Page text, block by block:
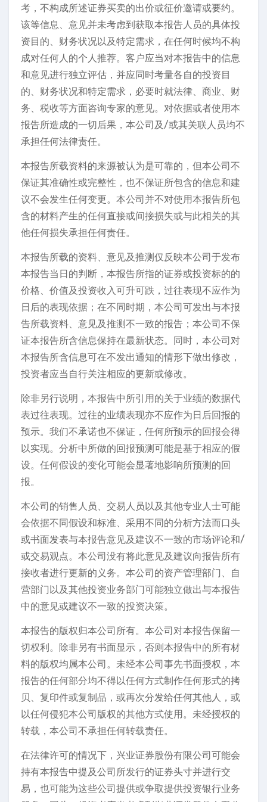
考，不构成所述证券买卖的出价或征价邀请或要约。
该等信息、意见并未考虑到获取本报告人员的具体投
资目的、财务状况以及特定需求，在任何时候均不构
成对任何人的个人推荐。客户应当对本报告中的信息
和意见进行独立评估，并应同时考量各自的投资目
的、财务状况和特定需求，必要时就法律、商业、财
务、税收等方面咨询专家的意见。对依据或者使用本
报告所造成的一切后果，本公司及/或其关联人员均不
承担任何法律责任。
本报告所载资料的来源被认为是可靠的，但本公司不
保证其准确性或完整性，也不保证所包含的信息和建
议不会发生任何变更。本公司并不对使用本报告所包
含的材料产生的任何直接或间接损失或与此相关的其
他任何损失承担任何责任。
本报告所载的资料、意见及推测仅反映本公司于发布
本报告当日的判断，本报告所指的证券或投资标的的
价格、价值及投资收入可升可跌，过往表现不应作为
日后的表现依据；在不同时期，本公司可发出与本报
告所载资料、意见及推测不一致的报告；本公司不保
证本报告所含信息保持在最新状态。同时，本公司对
本报告所含信息可在不发出通知的情形下做出修改，
投资者应当自行关注相应的更新或修改。
除非另行说明，本报告中所引用的关于业绩的数据代
表过往表现。过往的业绩表现亦不应作为日后回报的
预示。我们不承诺也不保证，任何所预示的回报会得
以实现。分析中所做的回报预测可能是基于相应的假
设。任何假设的变化可能会显著地影响所预测的回
报。
本公司的销售人员、交易人员以及其他专业人士可能
会依据不同假设和标准、采用不同的分析方法而口头
或书面发表与本报告意见及建议不一致的市场评论和/
或交易观点。本公司没有将此意见及建议向报告所有
接收者进行更新的义务。本公司的资产管理部门、自
营部门以及其他投资业务部门可能独立做出与本报告
中的意见或建议不一致的投资决策。
本报告的版权归本公司所有。本公司对本报告保留一
切权利。除非另有书面显示，否则本报告中的所有材
料的版权均属本公司。未经本公司事先书面授权，本
报告的任何部分均不得以任何方式制作任何形式的拷
贝、复印件或复制品，或再次分发给任何其他人，或
以任何侵犯本公司版权的其他方式使用。未经授权的
转载，本公司不承担任何转载责任。
在法律许可的情况下，兴业证券股份有限公司可能会
持有本报告中提及公司所发行的证券头寸并进行交
易，也可能为这些公司提供或争取提供投资银行业务